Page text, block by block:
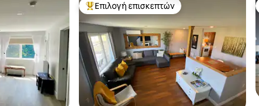
Κορυφαία επιλογή επισκεπτών
Επιλογή επισκεπτών